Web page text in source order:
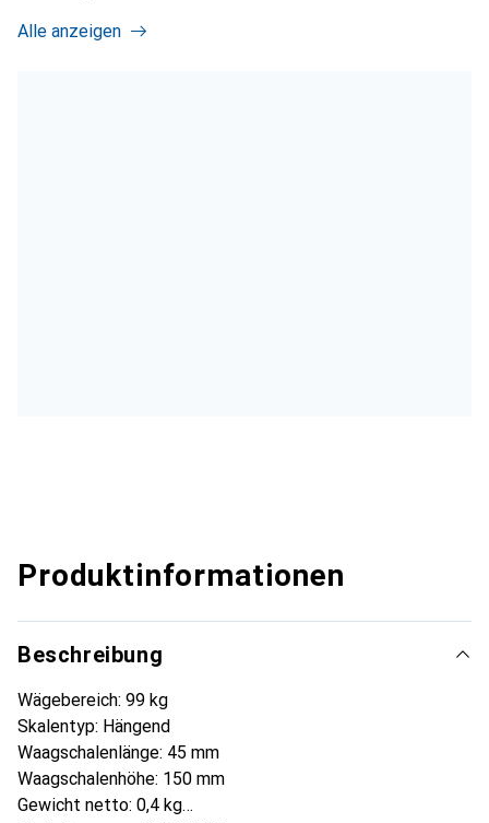
Alle anzeigen
Produktinformationen
Beschreibung
Wägebereich: 99 kg
Skalentyp: Hängend
Waagschalenlänge: 45 mm
Waagschalenhöhe: 150 mm
Gewicht netto: 0,4 kg